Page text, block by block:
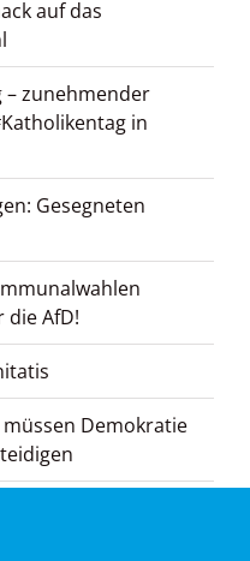
auf das
zunehmender
in
Gesegneten
die AfD!
Demokratie